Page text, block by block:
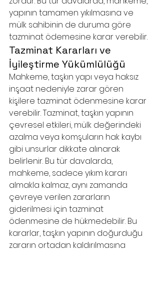
yapının tamamen yıkılmasına ve
mülk sahibinin de duruma göre
tazminat ödemesine karar verebilir.
Tazminat Kararları ve
İyileştirme Yükümlülüğü
Mahkeme, taşkın yapı veya haksız
inşaat nedeniyle zarar gören
kişilere tazminat ödenmesine karar
verebilir. Tazminat, taşkın yapının
çevresel etkileri, mülk değerindeki
azalma veya komşuların hak kaybı
gibi unsurlar dikkate alınarak
belirlenir. Bu tür davalarda,
mahkeme, sadece yıkım kararı
almakla kalmaz, aynı zamanda
çevreye verilen zararların
giderilmesi için tazminat
ödenmesine de hükmedebilir. Bu
kararlar, taşkın yapının doğurduğu
zararın ortadan kaldırılmasına